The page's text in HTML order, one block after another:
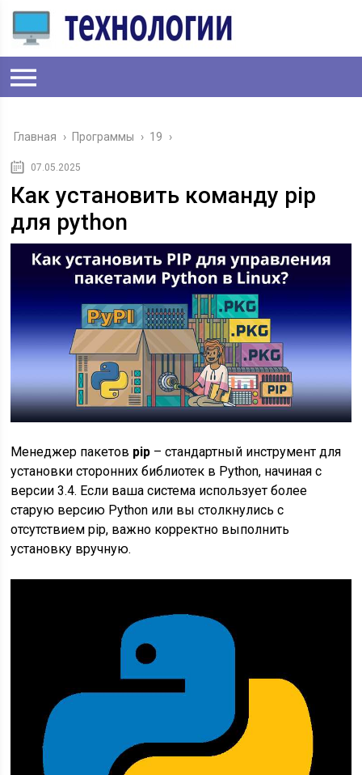
Главная › Программы › 19 ›
07.05.2025
Как установить команду pip
для python
Менеджер пакетов pip – стандартный инструмент для
установки сторонних библиотек в Python, начиная с
версии 3.4. Если ваша система использует более
старую версию Python или вы столкнулись с
отсутствием pip, важно корректно выполнить
установку вручную.